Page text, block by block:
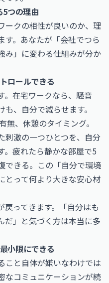
5つの理由
ークの相性が良いのか、理
す。あなたが「会社でつら
み」に変わる仕組みが分か
ロールできる
。在宅ワークなら、騒音
、自分で減らせます。
無、休憩のタイミング。
刺激の一つひとつを、自分
。疲れたら静かな部屋で5
できる。この「自分で環境
とって何より大きな安心材
ってきます。「自分はも
だ」と気づく方は本当に多
小限にできる
こと自体が嫌いなわけでは
なコミュニケーションが続